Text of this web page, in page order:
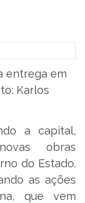
entrega em
Karlos
a capital,
obras
do Estado.
as ações
que vem